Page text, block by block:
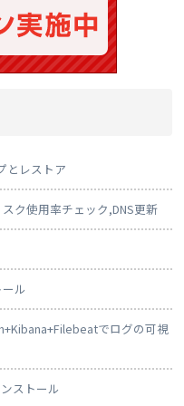
とレストア
ク使用率チェック,DNS更新
ル
でログの可視
ストール